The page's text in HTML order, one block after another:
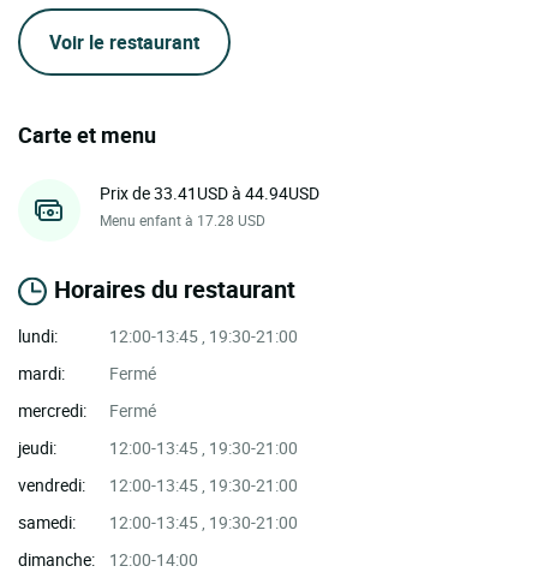
Voir le restaurant
Carte et menu
Prix de 33.41USD à 44.94USD
Menu enfant à 17.28 USD
Horaires du restaurant
lundi:
12:00-13:45 , 19:30-21:00
mardi:
Fermé
mercredi:
Fermé
jeudi:
12:00-13:45 , 19:30-21:00
vendredi:
12:00-13:45 , 19:30-21:00
samedi:
12:00-13:45 , 19:30-21:00
dimanche:
12:00-14:00